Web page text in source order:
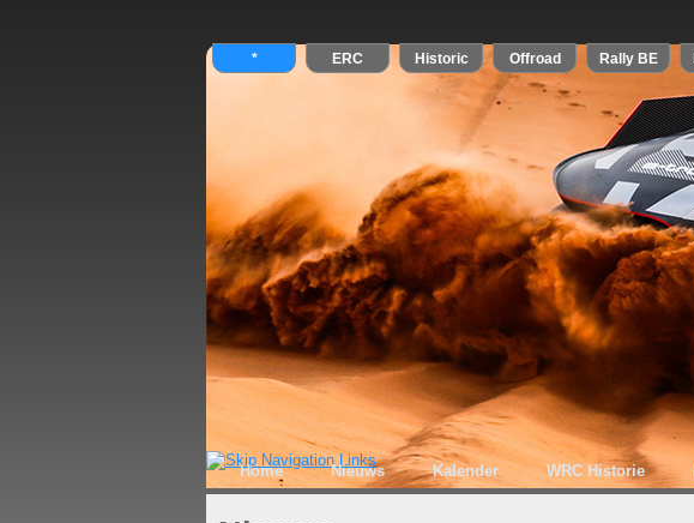
Home Nieuws Kalender WRC Historie